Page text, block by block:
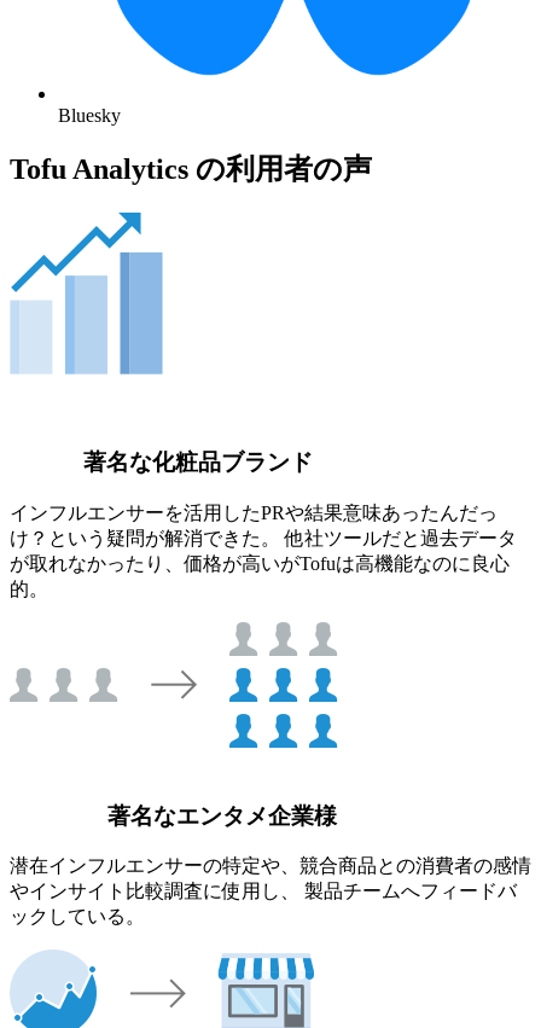
Bluesky
Tofu Analytics の利用者の声
著名な化粧品ブランド
インフルエンサーを活用したPRや結果意味あったんだっ
け？という疑問が解消できた。 他社ツールだと過去データ
が取れなかったり、価格が高いがTofuは高機能なのに良心
的。
著名なエンタメ企業様
潜在インフルエンサーの特定や、競合商品との消費者の感情
やインサイト比較調査に使用し、 製品チームへフィードバ
ックしている。